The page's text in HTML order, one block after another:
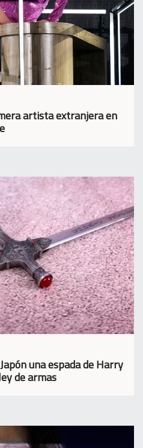
artista extranjera en
una espada de Harry
de armas